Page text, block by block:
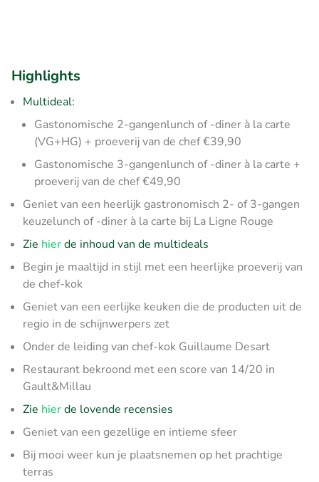
Highlights
Multideal:
Gastonomische 2-gangenlunch of -diner à la carte
(VG+HG) + proeverij van de chef €39,90
Gastonomische 3-gangenlunch of -diner à la carte +
proeverij van de chef €49,90
Geniet van een heerlijk gastronomisch 2- of 3-gangen
keuzelunch of -diner à la carte bij La Ligne Rouge
Zie hierde inhoud van de multideals
Begin je maaltijd in stijl met een heerlijke proeverij van
de chef-kok
Geniet van een eerlijke keuken die de producten uit de
regio in de schijnwerpers zet
Onder de leiding van chef-kok Guillaume Desart
Restaurant bekroond met een score van 14/20 in
Gault&Millau
Zie hierde lovende recensies
Geniet van een gezellige en intieme sfeer
Bij mooi weer kun je plaatsnemen op het prachtige
terras